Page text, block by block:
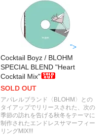
">
Cocktail Boyz / BLOHM
SPECIAL BLEND "Heart
Cocktail Mix"
SOLD OUT
アパレルブランド〈BLOHM〉との
タイアップでリリースされた、次の
季節の訪れを告げる秋冬をテーマに
制作されたエンドレスサマーフィー
リングMIX!!!